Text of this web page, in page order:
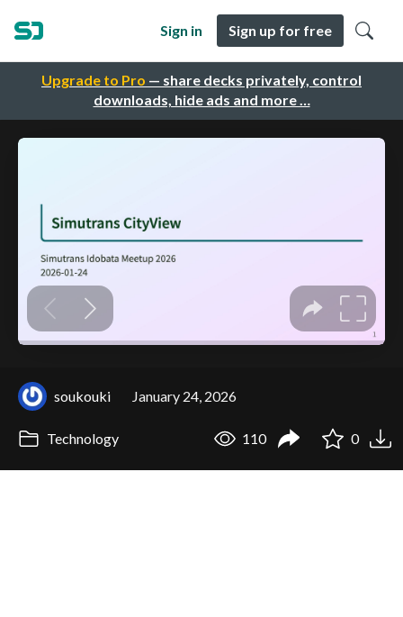
Upgrade to Pro — share decks privately, control
downloads, hide ads and more …
Sign in Sign up for free
soukouki January 24, 2026
Technology 110 0